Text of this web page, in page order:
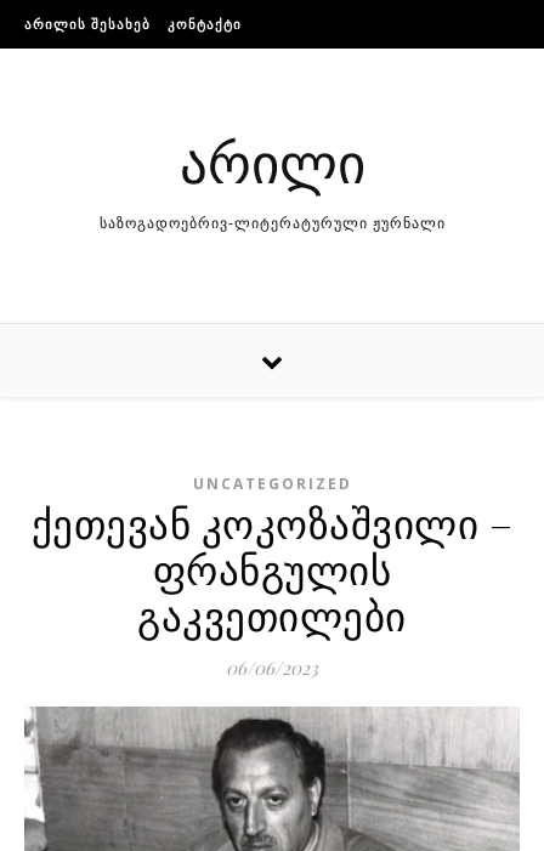
Skip to content
ᲐᲠᲘᲚᲘᲡ ᲨᲔᲡᲐᲮᲔᲑ ᲙᲝᲜᲢᲐᲥᲢᲘ
არილი
საზოგადოებრივ-ლიტერატურული ჟურნალი
UNCATEGORIZED
ქეთევან კოკოზაშვილი –
ფრანგულის
გაკვეთილები
06/06/2023